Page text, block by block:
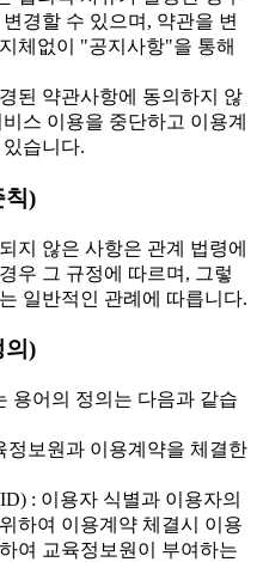
경할 수 있으며, 약관을 변
체없이 "공지사항"을 통해
된 약관사항에 동의하지 않
스 이용을 중단하고 이용계
습니다.
칙)
지 않은 사항은 관계 법령에
우 그 규정에 따르며, 그렇
일반적인 관례에 따릅니다.
의)
용어의 정의는 다음과 같습
보원과 이용계약을 체결한
: 이용자 식별과 이용자의
하여 이용계약 체결시 이용
여 교육정보원이 부여하는